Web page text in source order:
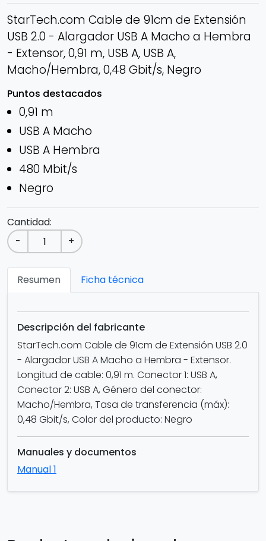
StarTech.com Cable de 91cm de Extensión
USB 2.0 - Alargador USB A Macho a Hembra
- Extensor, 0,91 m, USB A, USB A,
Macho/Hembra, 0,48 Gbit/s, Negro
Puntos destacados
0,91 m
USB A Macho
USB A Hembra
480 Mbit/s
Negro
Cantidad:
-
+
Resumen Ficha técnica
Descripción del fabricante
StarTech.com Cable de 91cm de Extensión USB 2.0
- Alargador USB A Macho a Hembra - Extensor.
Longitud de cable: 0,91 m. Conector 1: USB A,
Conector 2: USB A, Género del conector:
Macho/Hembra, Tasa de transferencia (máx):
0,48 Gbit/s, Color del producto: Negro
Manuales y documentos
Manual 1